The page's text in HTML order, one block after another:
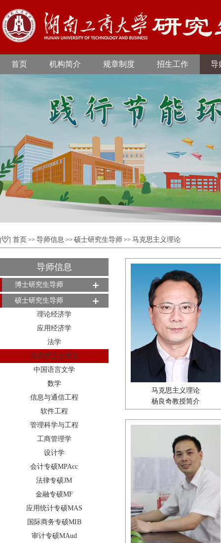
首页 机构简介 规章制度 招生工作 导
首页 >> 导师信息 >> 硕士研究生导师 >> 马克思主义理论
导师信息
博士研究生导师
硕士研究生导师
理论经济学
应用经济学
法学
马克思主义理论
中国语言文学
数学
信息与通信工程
软件工程
管理科学与工程
工商管理学
设计学
会计专硕MPAcc
法律专硕JM
金融专硕MF
应用统计专硕MAS
国际商务专硕MIB
审计专硕MAud
马克思主义理论
杨良奇教授简介